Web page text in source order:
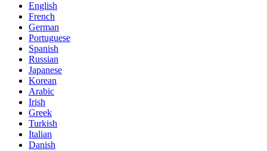
English
French
German
Portuguese
Spanish
Russian
Japanese
Korean
Arabic
Irish
Greek
Turkish
Italian
Danish